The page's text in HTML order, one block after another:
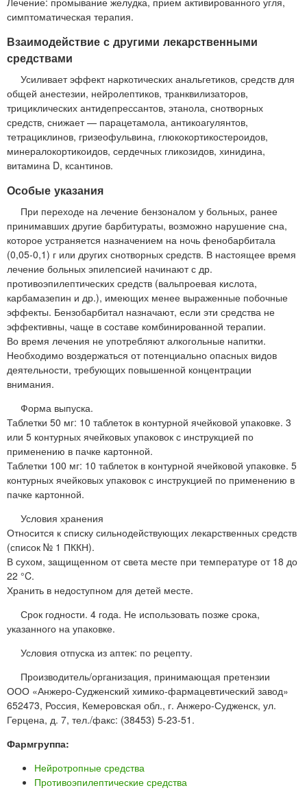
симптоматическая терапия.
Взаимодействие с другими лекарственными
средствами
Усиливает эффект наркотических анальгетиков, средств для
общей анестезии, нейролептиков, транквилизаторов,
трициклических антидепрессантов, этанола, снотворных
средств, снижает — парацетамола, антикоагулянтов,
тетрациклинов, гризеофульвина, глюкокортикостероидов,
минералокортикоидов, сердечных гликозидов, хинидина,
витамина D, ксантинов.
Особые указания
При переходе на лечение бензоналом у больных, ранее
принимавших другие барбитураты, возможно нарушение сна,
которое устраняется назначением на ночь фенобарбитала
(0,05-0,1) г или других снотворных средств. В настоящее время
лечение больных эпилепсией начинают с др.
противоэпилептических средств (вальпроевая кислота,
карбамазепин и др.), имеющих менее выраженные побочные
эффекты. Бензобарбитал назначают, если эти средства не
эффективны, чаще в составе комбинированной терапии.
Во время лечения не употребляют алкогольные напитки.
Необходимо воздержаться от потенциально опасных видов
деятельности, требующих повышенной концентрации
внимания.
Форма выпуска.
Таблетки 50 мг: 10 таблеток в контурной ячейковой упаковке. 3
или 5 контурных ячейковых упаковок с инструкцией по
применению в пачке картонной.
Таблетки 100 мг: 10 таблеток в контурной ячейковой упаковке. 5
контурных ячейковых упаковок с инструкцией по применению в
пачке картонной.
Условия хранения
Относится к списку сильнодействующих лекарственных средств
(список № 1 ПККН).
В сухом, защищенном от света месте при температуре от 18 до
22 °C.
Хранить в недоступном для детей месте.
Срок годности. 4 года. Не использовать позже срока,
указанного на упаковке.
Условия отпуска из аптек: по рецепту.
Производитель/организация, принимающая претензии
ООО «Анжеро-Судженский химико-фармацевтический завод»
652473, Россия, Кемеровская обл., г. Анжеро-Судженск, ул.
Герцена, д. 7, тел./факс: (38453) 5-23-51.
Фармгруппа:
Нейротропные средства
Противоэпилептические средства